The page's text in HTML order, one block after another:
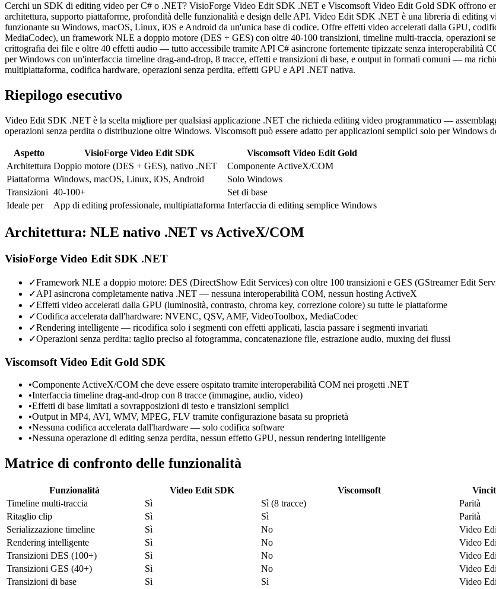
Cerchi un SDK di editing video per C# o .NET? VisioForge Video Edit SDK .NET e Viscomsoft Video Edit Gold SDK offrono
architettura, supporto piattaforme, profondità delle funzionalità e design delle API. Video Edit SDK .NET è una libreria di
funzionante su Windows, macOS, Linux, iOS e Android da un'unica base di codice. Offre effetti video accelerati dalla GPU,
MediaCodec), un framework NLE a doppio motore (DES + GES) con oltre 40-100 transizioni, timeline multi-traccia, operazioni
crittografia dei file e oltre 40 effetti audio — tutto accessibile tramite API C# asincrone fortemente tipizzate senza
per Windows con un'interfaccia timeline drag-and-drop, 8 tracce, effetti e transizioni di base, e output in formati comuni — ma
multipiattaforma, codifica hardware, operazioni senza perdita, effetti GPU e API .NET nativa.
Riepilogo esecutivo
Video Edit SDK .NET è la scelta migliore per qualsiasi applicazione .NET che richieda editing video programmatico —
operazioni senza perdita o distribuzione oltre Windows. Viscomsoft può essere adatto per applicazioni semplici solo per Windows
Aspetto VisioForge Video Edit SDK
Viscomsoft Video Edit Gold
Architettura Doppio motore (DES + GES), nativo .NET
Componente ActiveX/COM
Piattaforma Windows, macOS, Linux, iOS, Android
Solo Windows
Transizioni 40-100+
Set di base
Ideale per
App di editing professionale, multipiattaforma Interfaccia di editing semplice Windows
Architettura: NLE nativo .NET vs ActiveX/COM
VisioForge Video Edit SDK .NET
✓Framework NLE a doppio motore: DES (DirectShow Edit Services) con oltre 100 transizioni e GES (GStreamer Edit
✓API asincrona completamente nativa .NET — nessuna interoperabilità COM, nessun hosting ActiveX
✓Effetti video accelerati dalla GPU (luminosità, contrasto, chroma key, correzione colore) su tutte le piattaforme
✓Codifica accelerata dall'hardware: NVENC, QSV, AMF, VideoToolbox, MediaCodec
✓Rendering intelligente — ricodifica solo i segmenti con effetti applicati, lascia passare i segmenti invariati
✓Operazioni senza perdita: taglio preciso al fotogramma, concatenazione file, estrazione audio, muxing dei flussi
Viscomsoft Video Edit Gold SDK
•Componente ActiveX/COM che deve essere ospitato tramite interoperabilità COM nei progetti .NET
•Interfaccia timeline drag-and-drop con 8 tracce (immagine, audio, video)
•Effetti di base limitati a sovrapposizioni di testo e transizioni semplici
•Output in MP4, AVI, WMV, MPEG, FLV tramite configurazione basata su proprietà
•Nessuna codifica accelerata dall'hardware — solo codifica software
•Nessuna operazione di editing senza perdita, nessun effetto GPU, nessun rendering intelligente
Matrice di confronto delle funzionalità
Funzionalità Video Edit SDK Viscomsoft
Timeline multi-traccia
Sì Sì (8 tracce)
Parità
Ritaglio clip
Sì Sì
Parità
Serializzazione timeline
Sì No
Video
Rendering intelligente
Sì No
Video
Transizioni DES (100+)
Sì No
Video
Transizioni GES (40+)
Sì No
Video
Transizioni di base
Sì Sì
Video